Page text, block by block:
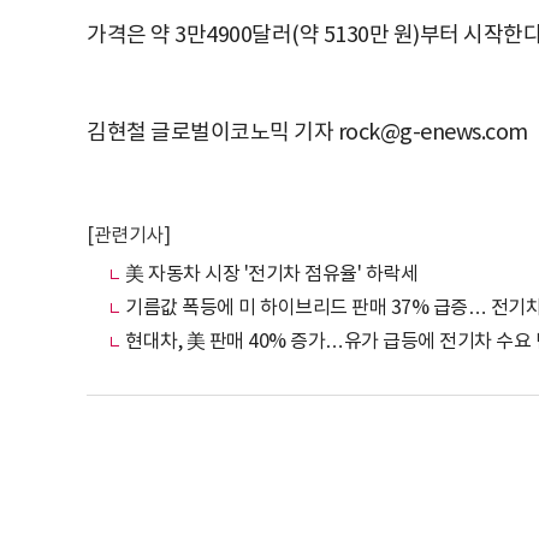
가격은 약 3만4900달러(약 5130만 원)부터 시작한
김현철 글로벌이코노믹 기자 rock@g-enews.com
[관련기사]
美 자동차 시장 '전기차 점유율' 하락세
기름값 폭등에 미 하이브리드 판매 37% 급증… 전기
현대차, 美 판매 40% 증가…유가 급등에 전기차 수요